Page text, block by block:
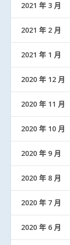
2021 年 3 月
2021 年 2 月
2021 年 1 月
2020 年 12 月
2020 年 11 月
2020 年 10 月
2020 年 9 月
2020 年 8 月
2020 年 7 月
2020 年 6 月